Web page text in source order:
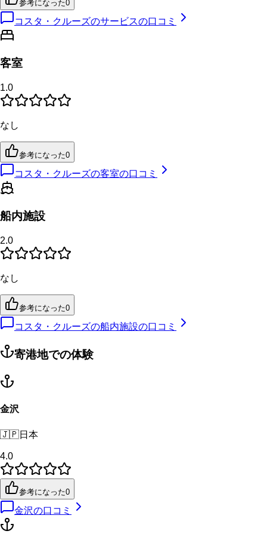
参考になった0
コスタ・クルーズのサービスの口コミ
客室
1.0
なし
参考になった0
コスタ・クルーズの客室の口コミ
船内施設
2.0
なし
参考になった0
コスタ・クルーズの船内施設の口コミ
寄港地での体験
金沢
🇯🇵日本
4.0
参考になった0
金沢の口コミ